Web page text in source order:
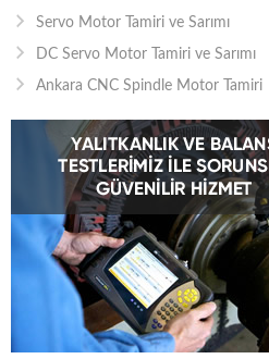
Servo Motor Tamiri ve Sarımı
DC Servo Motor Tamiri ve Sarımı
Ankara CNC Spindle Motor Tamiri